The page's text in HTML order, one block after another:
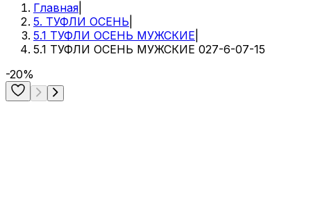
Главная
5. ТУФЛИ ОСЕНЬ
5.1 ТУФЛИ ОСЕНЬ МУЖСКИЕ
5.1 ТУФЛИ ОСЕНЬ МУЖСКИЕ 027-6-07-15
-20%